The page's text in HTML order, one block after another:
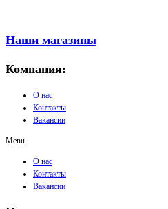
Наши магазины
Компания:
О нас
Контакты
Вакансии
Menu
О нас
Контакты
Вакансии